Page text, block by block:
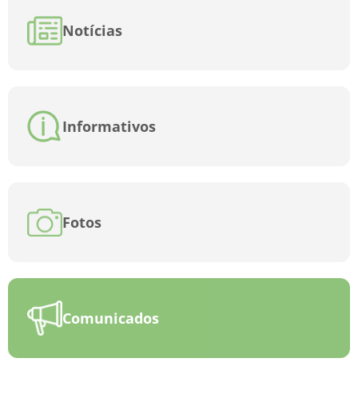
Notícias
Informativos
Fotos
Comunicados